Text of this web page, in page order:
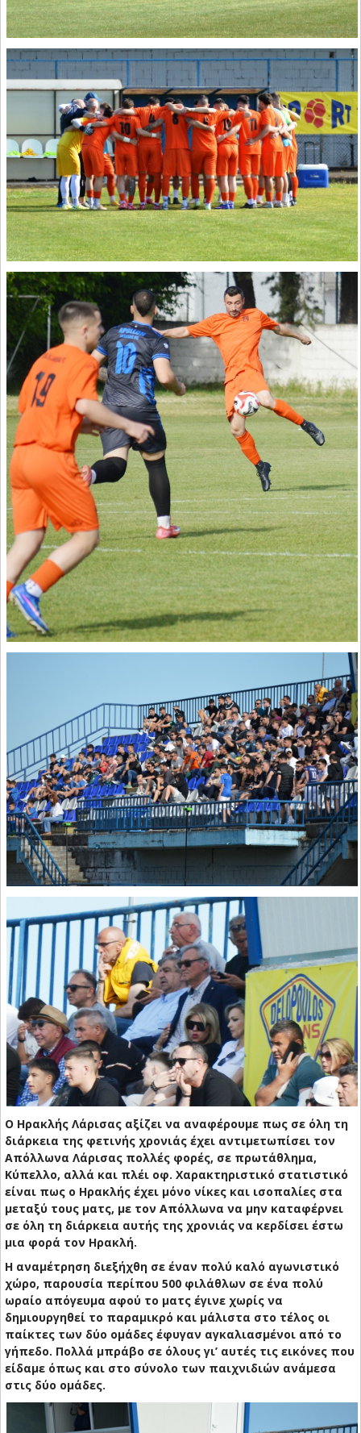
Ο Ηρακλής Λάρισας αξίζει να αναφέρουμε πως σε όλη τη
διάρκεια της φετινής χρονιάς έχει αντιμετωπίσει τον
Απόλλωνα Λάρισας πολλές φορές, σε πρωτάθλημα,
Κύπελλο, αλλά και πλέι οφ. Χαρακτηριστικό στατιστικό
είναι πως ο Ηρακλής έχει μόνο νίκες και ισοπαλίες στα
μεταξύ τους ματς, με τον Απόλλωνα να μην καταφέρνει
σε όλη τη διάρκεια αυτής της χρονιάς να κερδίσει έστω
μια φορά τον Ηρακλή.
Η αναμέτρηση διεξήχθη σε έναν πολύ καλό αγωνιστικό
χώρο, παρουσία περίπου 500 φιλάθλων σε ένα πολύ
ωραίο απόγευμα αφού το ματς έγινε χωρίς να
δημιουργηθεί το παραμικρό και μάλιστα στο τέλος οι
παίκτες των δύο ομάδες έφυγαν αγκαλιασμένοι από το
γήπεδο. Πολλά μπράβο σε όλους γι’ αυτές τις εικόνες που
είδαμε όπως και στο σύνολο των παιχνιδιών ανάμεσα
στις δύο ομάδες.